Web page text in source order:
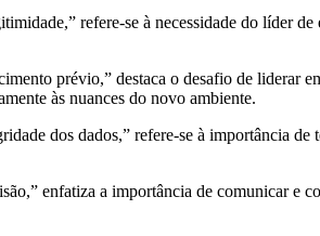
refere-se à necessidade do líder
prévio,” destaca o desafio de
às nuances do novo ambiente.
dos dados,” refere-se à importância
enfatiza a importância de comunicar